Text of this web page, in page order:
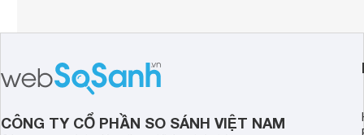
CÔNG TY CỔ PHẦN SO SÁNH VIỆT NAM